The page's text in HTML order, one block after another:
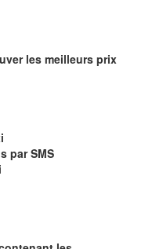
les meilleurs prix
par SMS